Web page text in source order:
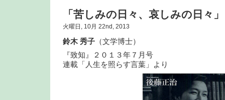
「苦しみの日々、哀しみの日々」
火曜日, 10月 22nd, 2013
鈴木 秀子 （文学博士）
『致知』２０１３年７月号
連載「人生を照らす言葉」より